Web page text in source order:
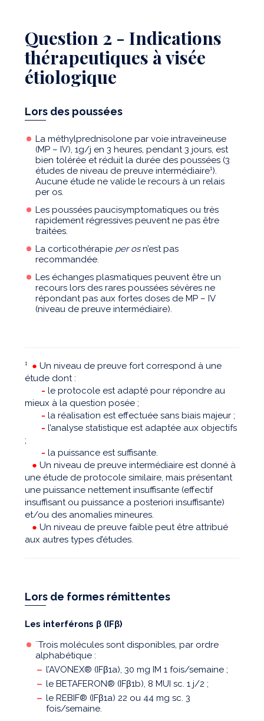
Question 2 - Indications
thérapeutiques à visée
étiologique
Lors des poussées
La méthylprednisolone par voie intraveineuse
(MP – IV), 1g/j en 3 heures, pendant 3 jours, est
bien tolérée et réduit la durée des poussées (3
études de niveau de preuve intermédiaire¹).
Aucune étude ne valide le recours à un relais
per os.
Les poussées paucisymptomatiques ou très
rapidement régressives peuvent ne pas être
traitées.
La corticothérapie per osn’est pas
recommandée.
Les échanges plasmatiques peuvent être un
recours lors des rares poussées sévères ne
répondant pas aux fortes doses de MP – IV
(niveau de preuve intermédiaire).
¹ ● Un niveau de preuve fort correspond à une
étude dont :
- le protocole est adapté pour répondre au
mieux à la question posée ;
- la réalisation est effectuée sans biais majeur ;
- l’analyse statistique est adaptée aux objectifs
;
- la puissance est suffisante.
● Un niveau de preuve intermédiaire est donné à
une étude de protocole similaire, mais présentant
une puissance nettement insuffisante (effectif
insuffisant ou puissance a posteriori insuffisante)
et/ou des anomalies mineures.
● Un niveau de preuve faible peut être attribué
aux autres types d’études.
Lors de formes rémittentes
Les interférons β (IFβ)
¨Trois molécules sont disponibles, par ordre
alphabétique :
l’AVONEX® (IFβ1a), 30 mg IM 1 fois/semaine ;
le BETAFERON® (IFβ1b), 8 MUI sc. 1 j/2 ;
le REBIF® (IFβ1a) 22 ou 44 mg sc. 3
fois/semaine.